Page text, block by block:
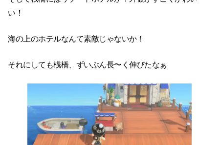
い！
海の上のホテルなんて素敵じゃないか！
それにしても桟橋、ずいぶん長〜く伸びたなぁ